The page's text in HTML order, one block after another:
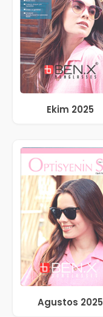
Ekim 2025
Agustos 2025